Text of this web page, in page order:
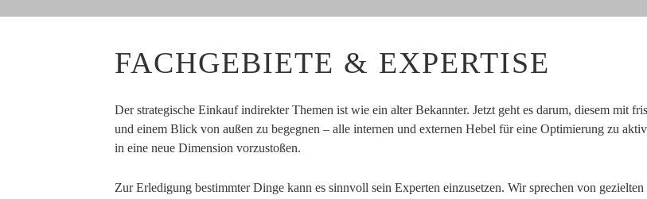
FACHGEBIETE & EXPERTISE
Der strategische Einkauf indirekter Themen ist wie ein alter Bekannter. Jetzt geht es darum, diesem mit
und einem Blick von außen zu begegnen – alle internen und externen Hebel für eine Optimierung zu
in eine neue Dimension vorzustoßen.
Zur Erledigung bestimmter Dinge kann es sinnvoll sein Experten einzusetzen. Wir sprechen von gezielten